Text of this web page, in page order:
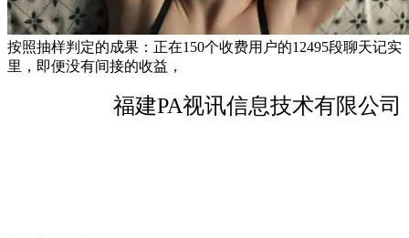
按照抽样判定的成果：正在150个收费用户的12495段聊天记实
里，即便没有间接的收益，
福建PA视讯信息技术有限公司